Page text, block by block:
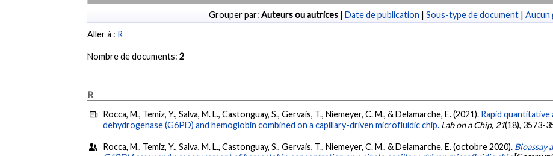
Grouper par: Auteurs ou autrices | Date de publication | Sous-type de document | Aucun
Aller à : R
Nombre de documents:2
R
Rocca, M., Temiz, Y., Salva, M. L., Castonguay, S., Gervais, T., Niemeyer, C. M., & Delamarche, E. (2021). Rapid
dehydrogenase (G6PD) and hemoglobin combined on a capillary-driven microfluidic chip. Lab on a Chip, 21(18), 3573-
Rocca, M., Temiz, Y., Salva, M. L., Castonguay, S., Gervais, T., Niemeyer, C. M., & Delamarche, E. (octobre 2020). Bioassay